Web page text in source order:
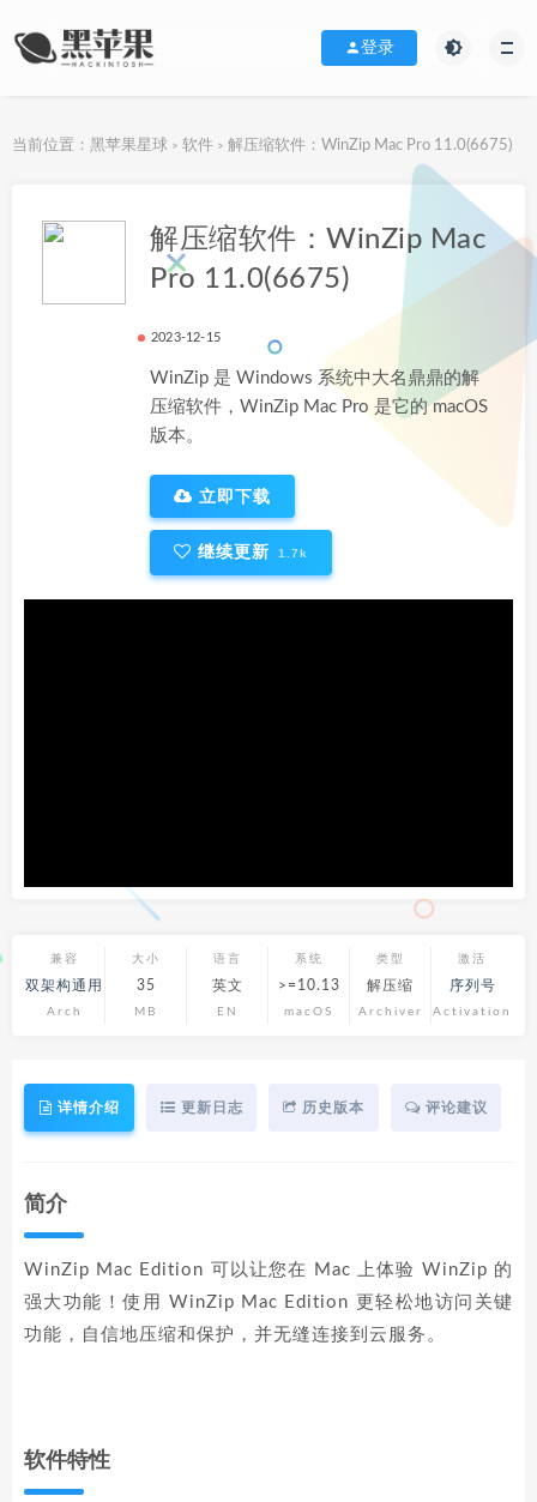
登录
当前位置： 黑苹果星球 > 软件 > 解压缩软件：WinZip Mac Pro 11.0(6675)
解压缩软件：WinZip Mac
Pro 11.0(6675)
2023-12-15
WinZip 是 Windows 系统中大名鼎鼎的解
压缩软件，WinZip Mac Pro 是它的 macOS
版本。
立即下载
继续更新 1.7k
兼容
双架构通用
Arch
大小
35
MB
语言
英文
EN
系统
>=10.13
macOS
类型
解压缩
Archiver
激活
序列号
Activation
详情介绍 更新日志 历史版本 评论建议
简介
WinZip Mac Edition 可以让您在 Mac 上体验 WinZip 的
强大功能！使用 WinZip Mac Edition 更轻松地访问关键
功能，自信地压缩和保护，并无缝连接到云服务。
软件特性